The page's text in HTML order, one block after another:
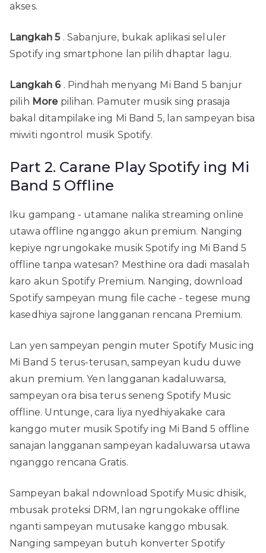
akses.
Langkah 5. Sabanjure, bukak aplikasi seluler
Spotify ing smartphone lan pilih dhaptar lagu.
Langkah 6. Pindhah menyang Mi Band 5 banjur
pilih Morepilihan. Pamuter musik sing prasaja
bakal ditampilake ing Mi Band 5, lan sampeyan bisa
miwiti ngontrol musik Spotify.
Part 2. Carane Play Spotify ing Mi
Band 5 Offline
Iku gampang - utamane nalika streaming online
utawa offline nganggo akun premium. Nanging
kepiye ngrungokake musik Spotify ing Mi Band 5
offline tanpa watesan? Mesthine ora dadi masalah
karo akun Spotify Premium. Nanging, download
Spotify sampeyan mung file cache - tegese mung
kasedhiya sajrone langganan rencana Premium.
Lan yen sampeyan pengin muter Spotify Music ing
Mi Band 5 terus-terusan, sampeyan kudu duwe
akun premium. Yen langganan kadaluwarsa,
sampeyan ora bisa terus seneng Spotify Music
offline. Untunge, cara liya nyedhiyakake cara
kanggo muter musik Spotify ing Mi Band 5 offline
sanajan langganan sampeyan kadaluwarsa utawa
nganggo rencana Gratis.
Sampeyan bakal ndownload Spotify Music dhisik,
mbusak proteksi DRM, lan ngrungokake offline
nganti sampeyan mutusake kanggo mbusak.
Nanging sampeyan butuh konverter Spotify